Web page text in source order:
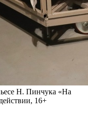
Н. Пинчука «На
16+